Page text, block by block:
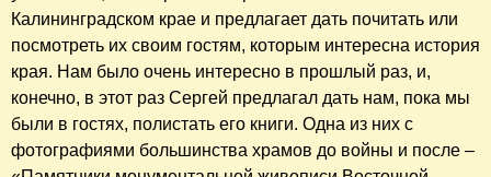
Калининградском крае и предлагает дать почитать или
посмотреть их своим гостям, которым интересна история
края. Нам было очень интересно в прошлый раз, и,
конечно, в этот раз Сергей предлагал дать нам, пока мы
были в гостях, полистать его книги. Одна из них с
фотографиями большинства храмов до войны и после –